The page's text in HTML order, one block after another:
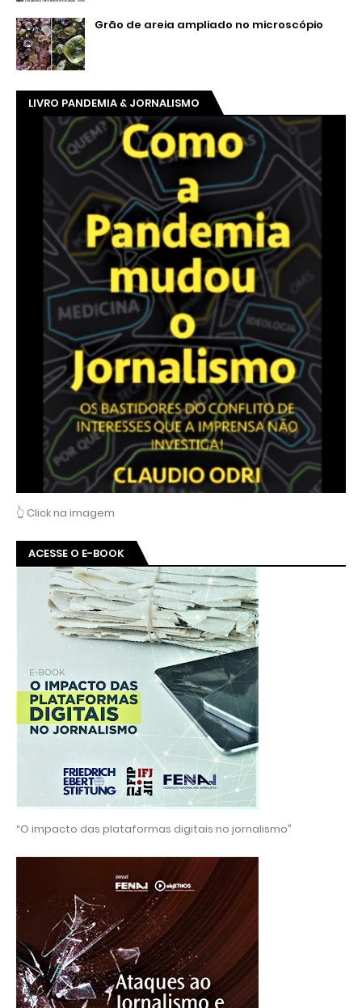
Grão de areia ampliado no microscópio
LIVRO PANDEMIA & JORNALISMO
👆 Click na imagem
ACESSE O E-BOOK
“O impacto das plataformas digitais no jornalismo”